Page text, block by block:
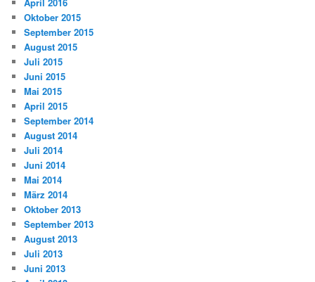
Oktober 2015
September 2015
August 2015
Juli 2015
Juni 2015
Mai 2015
April 2015
September 2014
August 2014
Juli 2014
Juni 2014
Mai 2014
März 2014
Oktober 2013
September 2013
August 2013
Juli 2013
Juni 2013